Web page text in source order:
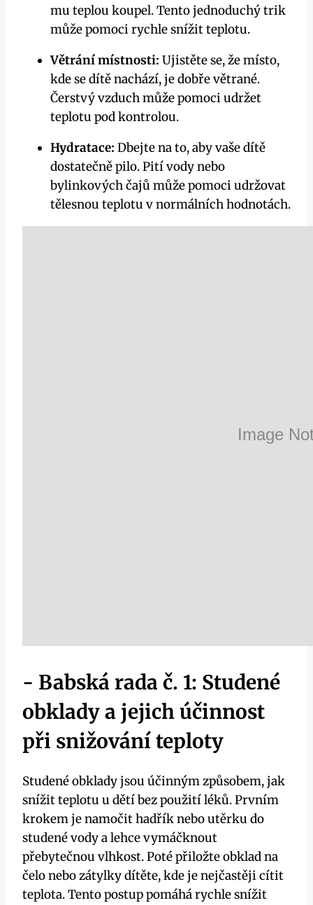
mu teplou‌ koupel. ‌Tento jednoduchý trik‌
může pomoci rychle snížit teplotu.
Větrání místnosti: Ujistěte se, že místo,
⁢kde⁣ se dítě nachází, je‌ dobře větrané.
Čerstvý vzduch⁤ může pomoci udržet
teplotu pod kontrolou.
Hydratace: Dbejte na ⁣to, aby vaše ⁤dítě
dostatečně pilo. Pití⁣ vody nebo
bylinkových čajů může⁤ pomoci udržovat
tělesnou teplotu‌ v​ normálních hodnotách.
-​ Babská rada č. ⁢1: Studené
obklady a ⁤jejich​ účinnost
při snižování ​teploty
Studené obklady jsou⁤ účinným způsobem, ‌jak
snížit‌ teplotu⁣ u dětí bez použití léků. Prvním
krokem je namočit⁣ hadřík nebo‍ utěrku‍ do
studené vody a lehce ⁤vymáčknout
přebytečnou ‌vlhkost.​ Poté přiložte obklad ‌na
čelo‍ nebo⁣ zátylky⁤ dítěte, kde je nejčastěji cítit​
teplota. Tento postup pomáhá rychle snížit